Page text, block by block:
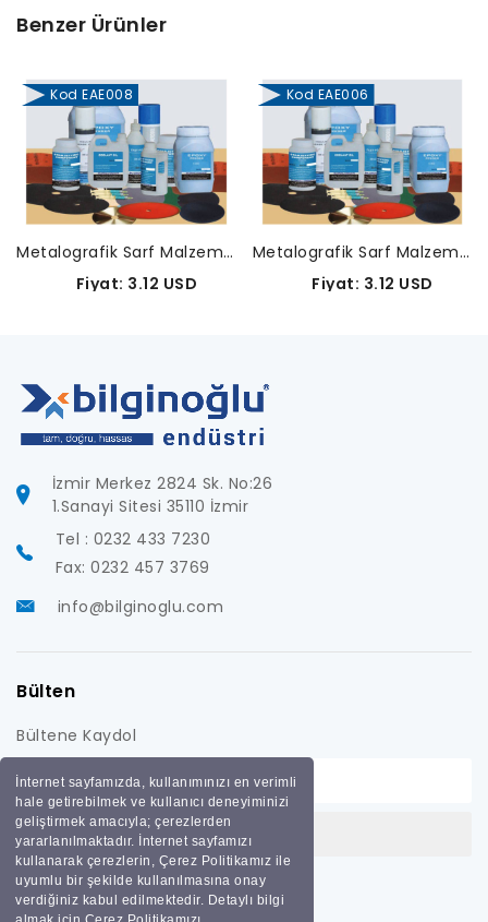
İnternet sayfamızda, kullanımınızı en verimli
hale getirebilmek ve kullanıcı deneyiminizi
geliştirmek amacıyla; çerezlerden
yararlanılmaktadır. İnternet sayfamızı
kullanarak çerezlerin, Çerez Politikamız ile
uyumlu bir şekilde kullanılmasına onay
verdiğiniz kabul edilmektedir. Detaylı bilgi
Benzer Ürünler
Kod EAE008
Metalografik Sarf Malzemeleri-EAE008
Fiyat: 3.12 USD
Kod EAE006
Metalografik Sarf Malzemeleri-EAE006
Fiyat: 3.12 USD
İzmir Merkez 2824 Sk. No:26
1.Sanayi Sitesi 35110 İzmir
Tel : 0232 433 7230
Fax: 0232 457 3769
info@bilginoglu.com
Bülten
Bültene Kaydol